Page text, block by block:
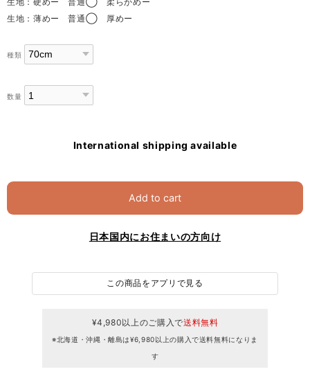
生地：薄めー 普通◯ 厚めー
種類
数量
International shipping available
Add to cart
日本国内にお住まいの方向け
この商品をアプリで見る
¥4,980以上のご購入で送料無料
※北海道・沖縄・離島は¥6,980以上の購入で送料無料になりま
す